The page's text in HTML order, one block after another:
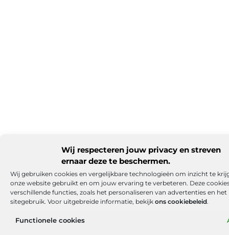
Wij respecteren jouw privacy en streven
ernaar deze te beschermen.
Wij gebruiken cookies en vergelijkbare technologieën om inzicht te
onze website gebruikt en om jouw ervaring te verbeteren. Deze
verschillende functies, zoals het personaliseren van advertenties en
sitegebruik. Voor uitgebreide informatie, bekijk ons cookiebeleid.
Functionele cookies